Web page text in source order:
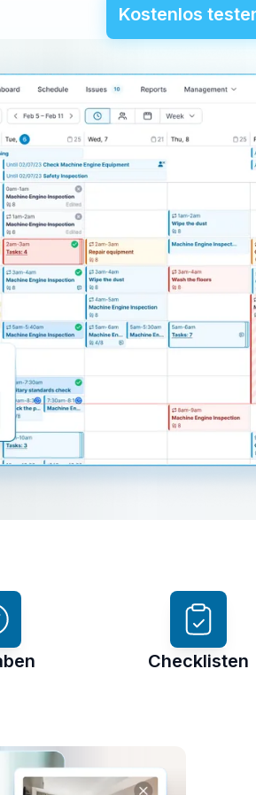
Kostenlos
Checklisten